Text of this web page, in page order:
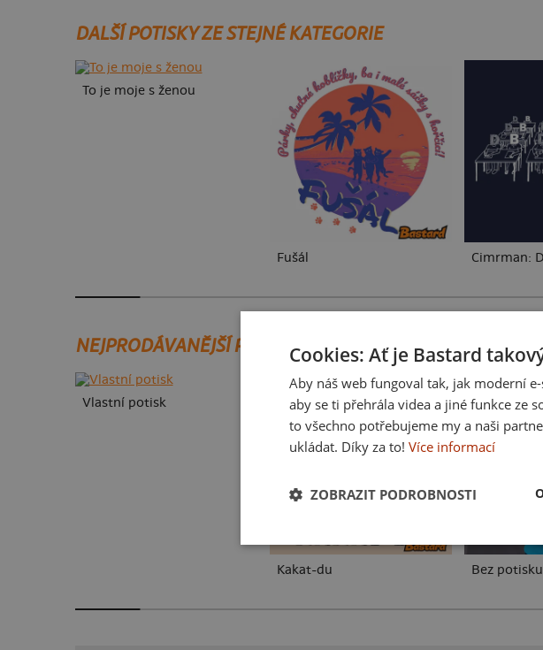
DALŠÍ POTISKY ZE STEJNÉ KATEGORIE
To je moje s ženou
Fušál Cimrman:
NEJPRODÁVANĚJŠÍ POTISKY
Vlastní potisk
Kakat-du Bez potisku
Cookies: Ať je Bastard
Aby náš web fungoval tak, jak moderní
aby se ti přehrála videa a jiné funkce ze
to všechno potřebujeme my a naši
ukládat. Díky za to! Více informací
ZOBRAZIT PODROBNOSTI